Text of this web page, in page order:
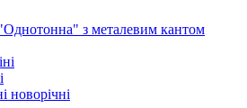
з металевим кантом
новорічні